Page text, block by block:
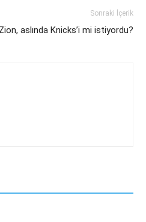
Sonraki İçerik
Zion, aslında Knicks’i mi istiyordu?